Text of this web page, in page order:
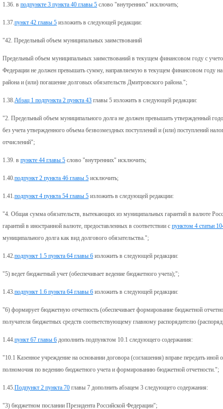
1.36. в подпункте 3 пункта 40 главы 5 слово "внутренних" исключить;
1.37. пункт 42 главы 5 изложить в следующей редакции:
"42. Предельный объем муниципальных заимствований
Предельный объем муниципальных заимствований в текущем финансовом году с
Федерации не должен превышать сумму, направляемую в текущем финансовом году
района и (или) погашение долговых обязательств Дмитровского района.";
1.38. Абзац 1 подпункта 2 пункта 43 главы 5 изложить в следующей редакции:
"2. Предельный объем муниципального долга не должен превышать утвержденный
без учета утвержденного объема безвозмездных поступлений и (или) поступлений
отчислений";
1.39. в пункте 44 главы 5 слово "внутренних" исключить;
1.40. подпункт 2 пункта 46 главы 5 исключить;
1.41. подпункт 4 пункта 54 главы 5 изложить в следующей редакции:
"4. Общая сумма обязательств, вытекающих из муниципальных гарантий в валюте
гарантий в иностранной валюте, предоставленных в соответствии с пунктом 4 статьи
муниципального долга как вид долгового обязательства.";
1.42. подпункт 1.5 пункта 64 главы 6 изложить в следующей редакции:
"5) ведет бюджетный учет (обеспечивает ведение бюджетного учета);";
1.43. подпункт 1.6 пункта 64 главы 6 изложить в следующей редакции:
"6) формирует бюджетную отчетность (обеспечивает формирование бюджетной
получателя бюджетных средств соответствующему главному распорядителю
1.44. пункт 67 главы 6 дополнить подпунктом 10.1 следующего содержания:
"10.1 Казенное учреждение на основании договора (соглашения) вправе передать иной
полномочия по ведению бюджетного учета и формированию бюджетной отчетности.";
1.45. Подпункт 2 пункта 70 главы 7 дополнить абзацем 3 следующего содержания:
"3) бюджетном послании Президента Российской Федерации";